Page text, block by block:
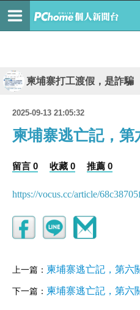
柬埔寨打工渡假，是詐騙
2025-09-13 21:05:32
柬埔寨逃亡記，第
留言 0 收藏 0 推薦 0
https://vocus.cc/article/
上一篇： 柬埔寨逃亡記，第六
下一篇： 柬埔寨逃亡記，第六